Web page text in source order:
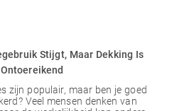
Stijgt, Maar Dekking Is
zijn populair, maar ben je goed
Veel mensen denken van